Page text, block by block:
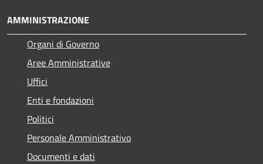
AMMINISTRAZIONE
Organi di Governo
Aree Amministrative
Uffici
Enti e fondazioni
Politici
Personale Amministrativo
Documenti e dati